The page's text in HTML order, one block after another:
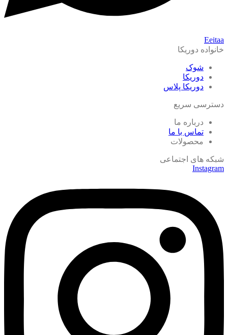
Eeitaa
خانواده دوریکا
شوک
دوریکا
دوریکا پلاس
دسترسی سریع
درباره ما
تماس با ما
محصولات
شبکه های اجتماعی
Instagram